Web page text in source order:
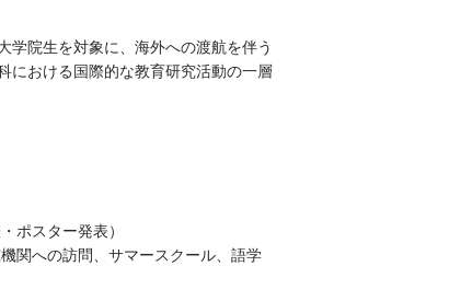
学院生を対象に、海外への渡航を伴う
における国際的な教育研究活動の一層
ポスター発表）
関への訪問、サマースクール、語学